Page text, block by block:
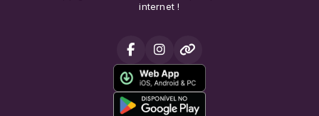
internet !